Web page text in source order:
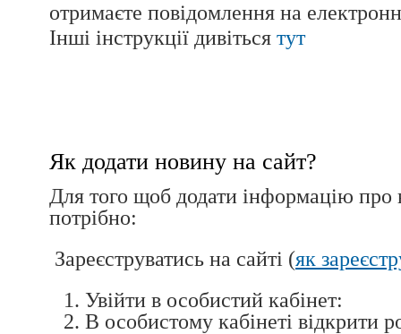
отримаєте повідомлення на
Інші інструкції дивіться тут
Як додати новину на сайт?
Для того щоб додати інформацію
потрібно:
Зареєструватись на сайті (як
Увійти в особистий кабінет:
В особистому кабінеті відкрити